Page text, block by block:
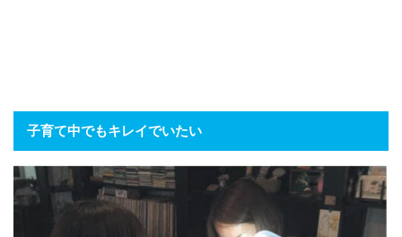
子育て中でもキレイでいたい